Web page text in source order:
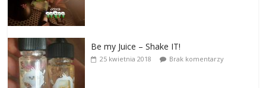
Be my Juice – Shake IT!
25 kwietnia 2018 Brak komentarzy